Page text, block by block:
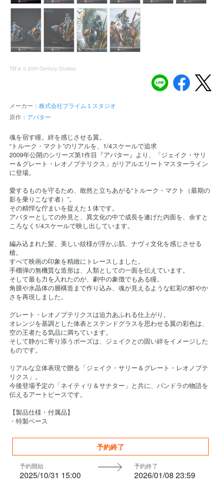
TM & © 20th Century Studios
メーカー： 株式会社プライム１スタジオ
原作： アバター
魂を宿す瞳。絆を感じさせる翼。
“トルーク・マクト”のリアルを、1/4スケールで追求
2009年公開のシリーズ第1作目『アバター』より、「ジェイク・サリ
ー＆グレート・レオノプテリクス」がリアルエリートマスターライン
に登場。
愛するものを守るため、敢然と立ちあがる“トルーク・マクト（最期の
影を乗りこなす者）”。
その精悍な佇まいを捉えた１体です。
アバターとしての外見と、異文化の中で成長を遂げた内面を、余すと
ころなく1/4スケールで映し出しています。
編み込まれた髪、美しい紋様が浮かぶ肌、ナヴィ文化を感じさせる
槍。
すべて映画の印象を精緻にトレースしました。
手榴弾の無機質な造形は、人類としての一面を伝えています。
そして最も力を入れたのが、劇中の象徴でもある瞳。
角膜や水晶体の層構造まで作り込み、魂が見えるような虹彩の鮮やか
さを再現しました。
グレート・レオノプテリクスは迫力あふれる仕上がり。
オレンジを基調とした体表とステンドグラスを思わせる翼の彩色は、
空の王者たる気品に満ちています。
そして静かに寄り添うポーズは、ジェイクとの固い絆をイメージした
ものです。
リアルな立体表現で贈る「ジェイク・サリー＆グレート・レオノプテ
リクス」。
今後登場予定の「ネイティリ＆サナター」と共に、パンドラの物語を
伝えるアートピースです。
【製品仕様・付属品】
・特製ベース
予約終了
予約開始
2025/10/31 15:00
予約終了
2026/01/08 23:59